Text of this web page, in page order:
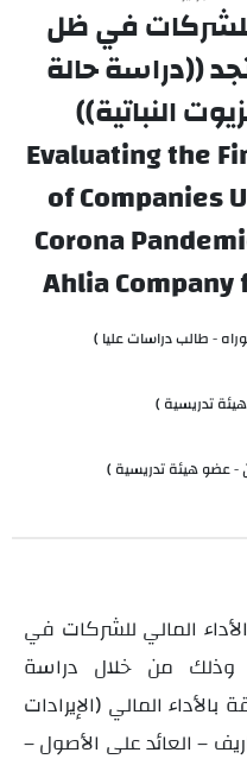
للشركات في ظل
((دراسة حالة
النباتية))
Evaluating the
of Companies
Corona
Ahlia
- طالب دراسات عليا )
تدريسية )
عضو هيئة تدريسية )
المالي للشركات في
وذلك من خلال دراسة
المالي (الإيرادات
– العائد على الأصول –